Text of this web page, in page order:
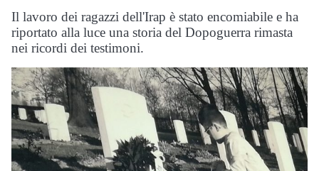
Il lavoro dei ragazzi dell'Irap è stato encomiabile e ha
riportato alla luce una storia del Dopoguerra rimasta
nei ricordi dei testimoni.